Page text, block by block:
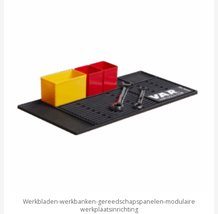
Werkbladen-werkbanken-gereedschapspanelen-modulaire
werkplaatsinrichting